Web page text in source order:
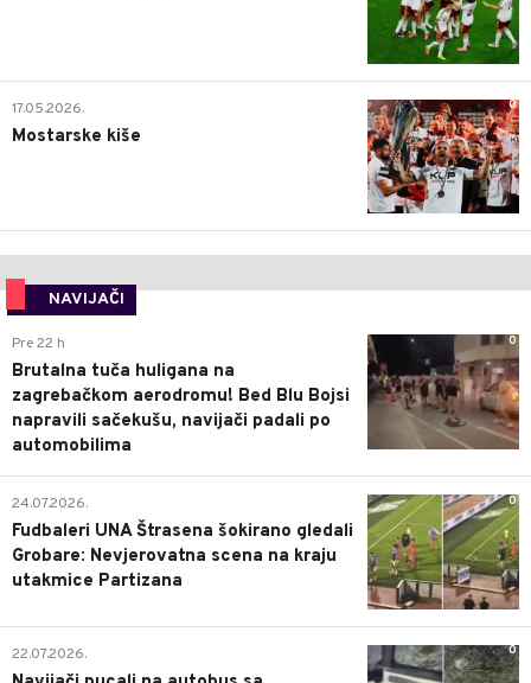
0
17.05.2026.
Mostarske kiše
NAVIJAČI
0
Pre 22 h
Brutalna tuča huligana na
zagrebačkom aerodromu! Bed Blu Bojsi
napravili sačekušu, navijači padali po
automobilima
0
24.07.2026.
Fudbaleri UNA Štrasena šokirano gledali
Grobare: Nevjerovatna scena na kraju
utakmice Partizana
0
22.07.2026.